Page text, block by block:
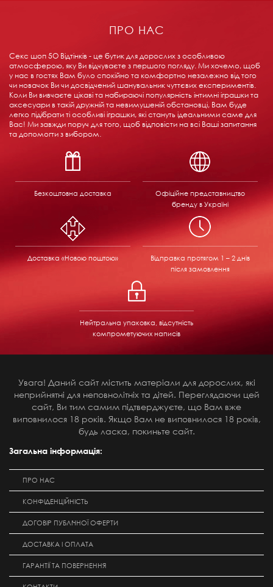
ПРО НАС
Секс шоп 5О Відтінків - це бутик для дорослих з особливою
атмосферою, яку Ви відчуваєте з першого погляду. Ми хочемо, щоб
у нас в гостях Вам було спокійно та комфортно незалежно від того
чи новачок Ви чи досвідчений шанувальник чуттєвих експериментів.
Коли Ви вивчаєте цікаві та набираючі популярність інтимні іграшки та
аксесуари в такій дружній та невимушеній обстановці, Вам буде
легко підібрати ті особливі іграшки, які стануть ідеальними саме для
Вас! Ми завжди поруч для того, щоб відповісти на всі Ваші запитання
та допомогти з вибором.
Безкоштовна доставка
Офіційне представництво
бренду в Україні
Доставка «Новою поштою» Відправка протягом 1 – 2 днів
після замовлення
Нейтральна упаковка, відсутність
компрометуючих написів
Увага! Даний сайт містить матеріали для дорослих, які
неприйнятні для неповнолітніх та дітей. Переглядаючи цей
сайт, Ви тим самим підтверджуєте, що Вам вже
виповнилося 18 років. Якщо Вам не виповнилося 18 років,
будь ласка, покиньте сайт.
Загальна інформація:
ПРО НАС
КОНФІДЕНЦІЙНІСТЬ
ДОГОВІР ПУБЛІЧНОЇ ОФЕРТИ
ДОСТАВКА І ОПЛАТА
ГАРАНТІЇ ТА ПОВЕРНЕННЯ